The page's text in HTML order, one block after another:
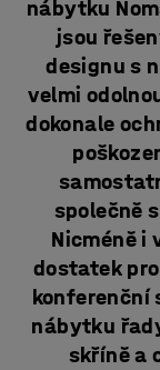
nábytku
jsou
designu s
velmi
dokonale
společně
Nicméně i
dostatek
konferenční
nábytku
skříně a